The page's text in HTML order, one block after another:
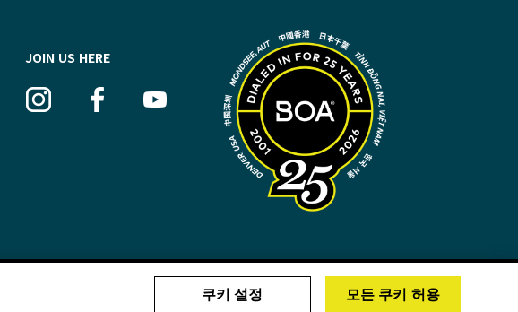
JOIN US HERE
대한민국
모든 쿠키 허용
쿠키 설정